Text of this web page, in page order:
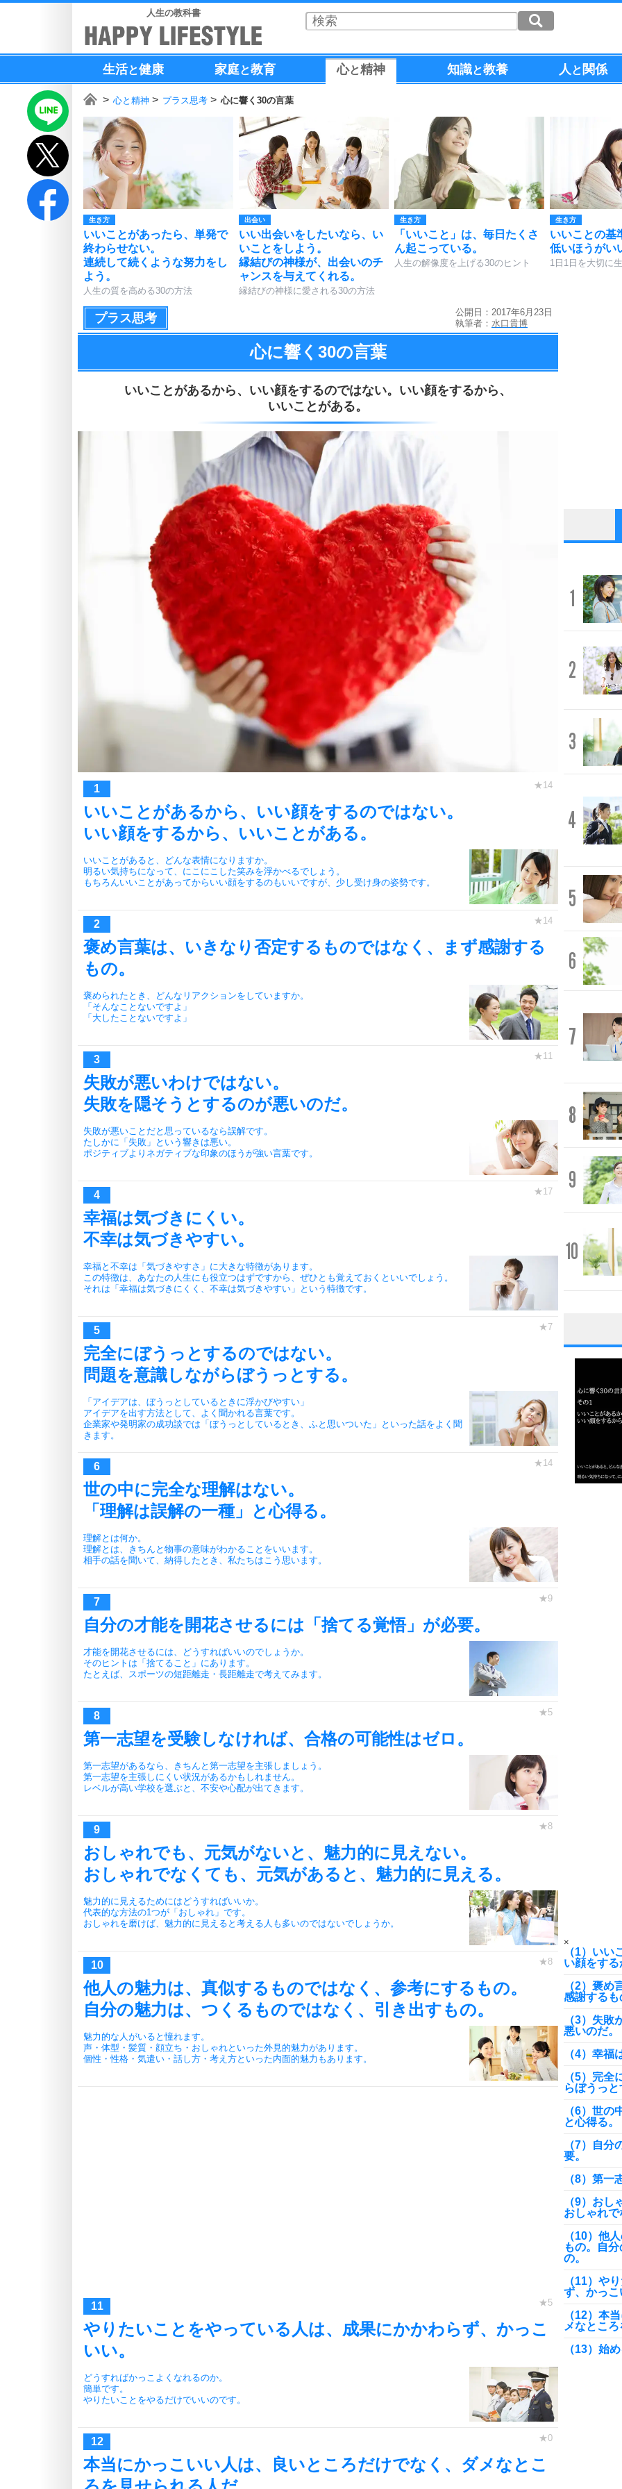
人生の教科書
生活と健康 家庭と教育 心と精神 知識と教養 人と 関係
心と精神 プラス思考 心に響く30の言葉
生き方
いいことがあったら、単発で
終わらせない。
連続して続くような努力をし
よう。
人生の質を高める30の方法
出会い
いい出会いをしたいなら、い
いことをしよう。
縁結びの神様が、出会いのチ
ャンスを与えてくれる。
縁結びの神様に愛される30の方法
生き方
「いいこと」は、毎日たくさ
ん起こっている。
人生の解像度を上げる30のヒント
生き方
いいことの基
低いほうがい
1日1日を大切に
プラス思考
公開日：2017年6月23日
執筆者： 水口貴博
心に響く 30の言葉
いいことがあるから、 いい顔をするのではない。 いい顔をするから、
いいことがある。
いいことがあるから、いい顔をするのではない。
いい顔をするから、いいことがある。
いいことがあると、どんな表情になりますか。
明るい気持ちになって、にこにこした笑みを浮かべるでしょう。
もちろんいいことがあってからいい顔をするのもいいですが、少し受け身の姿勢です。
褒め言葉は、いきなり否定するものではなく、まず感謝する
もの。
褒められたとき、どんなリアクションをしていますか。
「そんなことないですよ」
「大したことないですよ」
失敗が悪いわけではない。
失敗を隠そうとするのが悪いのだ。
失敗が悪いことだと思っているなら誤解です。
たしかに「失敗」という響きは悪い。
ポジティブよりネガティブな印象のほうが強い言葉です。
幸福は気づきにくい。
不幸は気づきやすい。
幸福と不幸は「気づきやすさ」に大きな特徴があります。
この特徴は、あなたの人生にも役立つはずですから、ぜひとも覚えておくといいでしょう。
それは「幸福は気づきにくく、不幸は気づきやすい」という特徴です。
完全にぼうっとするのではない。
問題を意識しながらぼうっとする。
「アイデアは、ぼうっとしているときに浮かびやすい」
アイデアを出す方法として、よく聞かれる言葉です。
企業家や発明家の成功談では「ぼうっとしているとき、ふと思いついた」といった話をよく聞
きます。
世の中に完全な理解はない。
「理解は誤解の一種」と心得る。
理解とは何か。
理解とは、きちんと物事の意味がわかることをいいます。
相手の話を聞いて、納得したとき、私たちはこう思います。
自分の才能を開花させるには「捨てる覚悟」が必要。
才能を開花させるには、どうすればいいのでしょうか。
そのヒントは「捨てること」にあります。
たとえば、スポーツの短距離走・長距離走で考えてみます。
第一志望を受験しなければ、合格の可能性はゼロ。
第一志望があるなら、きちんと第一志望を主張しましょう。
第一志望を主張しにくい状況があるかもしれません。
レベルが高い学校を選ぶと、不安や心配が出てきます。
おしゃれでも、元気がないと、魅力的に見えない。
おしゃれでなくても、元気があると、魅力的に見える。
魅力的に見えるためにはどうすればいいか。
代表的な方法の1つが「おしゃれ」です。
おしゃれを磨けば、魅力的に見えると考える人も多いのではないでしょうか。
他人の魅力は、真似するものではなく、参考にするもの。
自分の魅力は、つくるものではなく、引き出すもの。
魅力的な人がいると憧れます。
声・体型・髪質・顔立ち・おしゃれといった外見的魅力があります。
個性・性格・気遣い・話し方・考え方といった内面的魅力もあります。
やりたいことをやっている人は、成果にかかわらず、かっこ
いい。
どうすればかっこよくなれるのか。
簡単です。
やりたいことをやるだけでいいのです。
本当にかっこいい人は、良いところだけでなく、ダメなとこ
1
2
3
4
5
6
7
8
9
10
1
3
×
（1）い
い顔をする
（2）褒
感謝するも
（3）失
悪いのだ。
（4）幸福
（5）完
らぼうっと
（6）世の
と心得る。
（7）自
要。
（8）第一
（9）おし
おしゃれで
（10）他
もの。自
の。
（11）や
ず、かっこ
（12）本
メなところ
（13）始